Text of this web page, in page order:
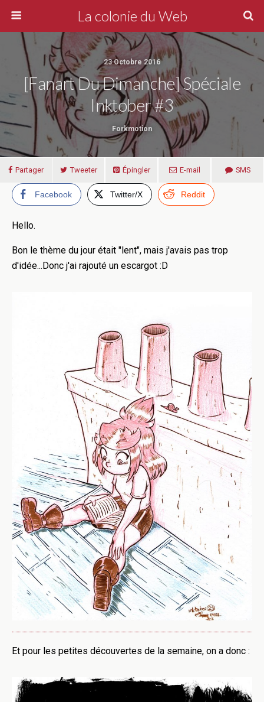
La colonie du Web
23 Octobre 2016
[Fanart Du Dimanche] Spéciale
Inktober #3
Forkmotion
Partager Tweeter Épingler E-mail SMS
Facebook Twitter/X Reddit
Hello.
Bon le thème du jour était "lent", mais j'avais pas trop
d'idée...Donc j'ai rajouté un escargot :D
Et pour les petites découvertes de la semaine, on a donc :